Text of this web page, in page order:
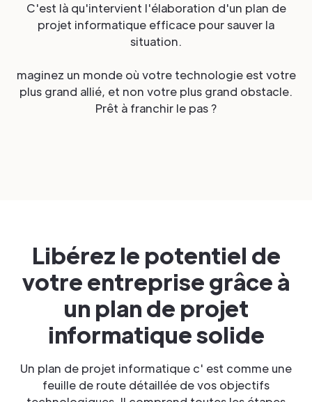
C'est là qu'intervient l'élaboration d'un plan de
projet informatique efficace pour sauver la
situation.
maginez un monde où votre technologie est votre
plus grand allié, et non votre plus grand obstacle.
Prêt à franchir le pas ?
Libérez le potentiel de
votre entreprise grâce à
un plan de projet
informatique solide
Un plan de projet informatique c' est comme une
feuille de route détaillée de vos objectifs